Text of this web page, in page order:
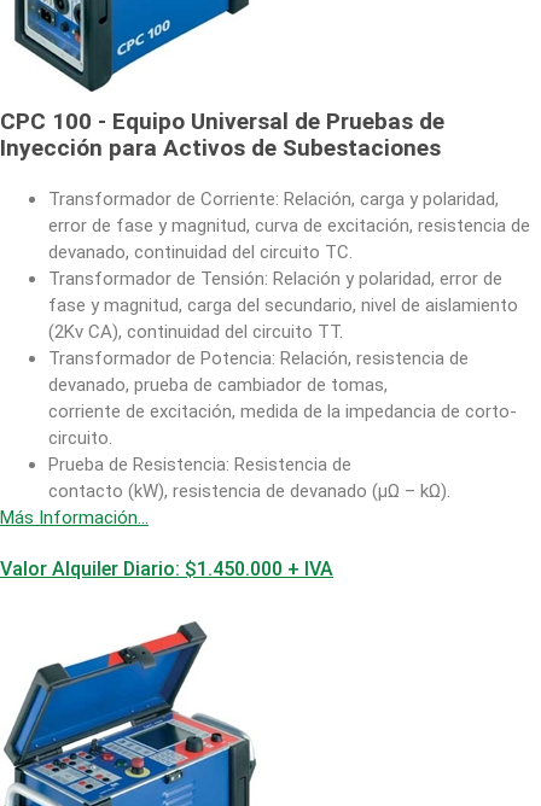
CPC 100 - Equipo Universal de Pruebas de
Inyección para Activos de Subestaciones
Transformador de Corriente: Relación, carga y polaridad,
error de fase y magnitud, curva de excitación, resistencia de
devanado, continuidad del circuito TC.
Transformador de Tensión: Relación y polaridad, error de
fase y magnitud, carga del secundario, nivel de aislamiento
(2Kv CA), continuidad del circuito TT.
Transformador de Potencia: Relación, resistencia de
devanado, prueba de cambiador de tomas,
corriente de excitación, medida de la impedancia de corto-
circuito.
Prueba de Resistencia: Resistencia de
contacto (kW), resistencia de devanado (µΩ – kΩ).
Más Información…
Valor Alquiler Diario: $1.450.000 + IVA